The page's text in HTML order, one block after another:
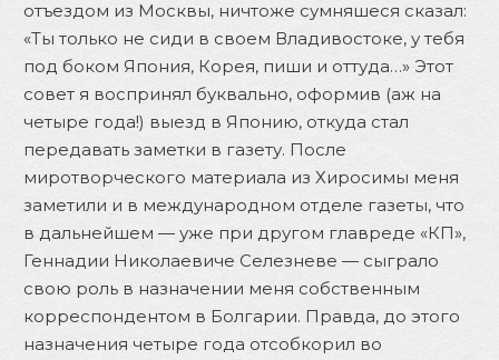
отъездом из Москвы, ничтоже сумняшеся сказал:
«Ты только не сиди в своем Владивостоке, у тебя
под боком Япония, Корея, пиши и оттуда…» Этот
совет я воспринял буквально, оформив (аж на
четыре года!) выезд в Японию, откуда стал
передавать заметки в газету. После
миротворческого материала из Хиросимы меня
заметили и в международном отделе газеты, что
в дальнейшем — уже при другом главреде «КП»,
Геннадии Николаевиче Селезневе — сыграло
свою роль в назначении меня собственным
корреспондентом в Болгарии. Правда, до этого
назначения четыре года отсобкорил во